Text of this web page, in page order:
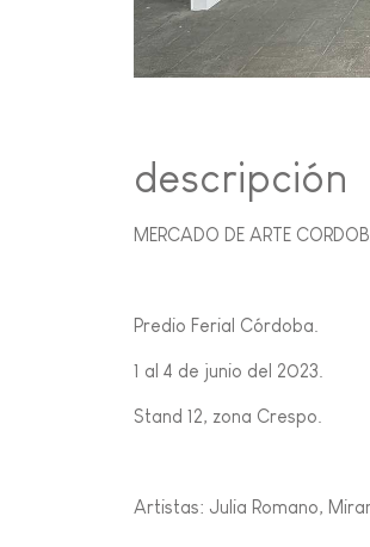
descripción
MERCADO DE ARTE
Predio Ferial Córdoba.
1 al 4 de junio del 2023.
Stand 12, zona Crespo.
Artistas: Julia Romano,